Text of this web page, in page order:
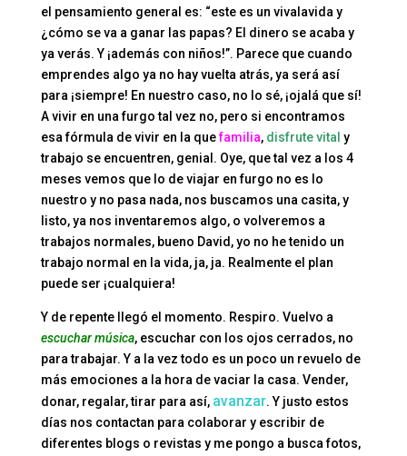
el pensamiento general es: “este es un vivalavida y
¿cómo se va a ganar las papas? El dinero se acaba y
ya verás. Y ¡además con niños!”. Parece que cuando
emprendes algo ya no hay vuelta atrás, ya será así
para ¡siempre! En nuestro caso, no lo sé, ¡ojalá que sí!
A vivir en una furgo tal vez no, pero si encontramos
esa fórmula de vivir en la quefamilia, disfrute vital y
trabajo se encuentren, genial. Oye, que tal vez a los 4
meses vemos que lo de viajar en furgo no es lo
nuestro y no pasa nada, nos buscamos una casita, y
listo, ya nos inventaremos algo, o volveremos a
trabajos normales, bueno David, yo no he tenido un
trabajo normal en la vida, ja, ja. Realmente el plan
puede ser ¡cualquiera!
Y de repente llegó el momento. Respiro. Vuelvo a
escuchar música, escuchar con los ojos cerrados, no
para trabajar. Y a la vez todo es un poco un revuelo de
más emociones a la hora de vaciar la casa. Vender,
donar, regalar, tirar para así, avanzar. Y justo estos
días nos contactan para colaborar y escribir de
diferentes blogs o revistas y me pongo a busca fotos,